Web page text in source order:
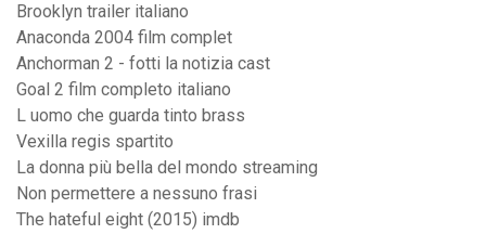
Brooklyn trailer italiano
Anaconda 2004 film complet
Anchorman 2 - fotti la notizia cast
Goal 2 film completo italiano
L uomo che guarda tinto brass
Vexilla regis spartito
La donna più bella del mondo streaming
Non permettere a nessuno frasi
The hateful eight (2015) imdb